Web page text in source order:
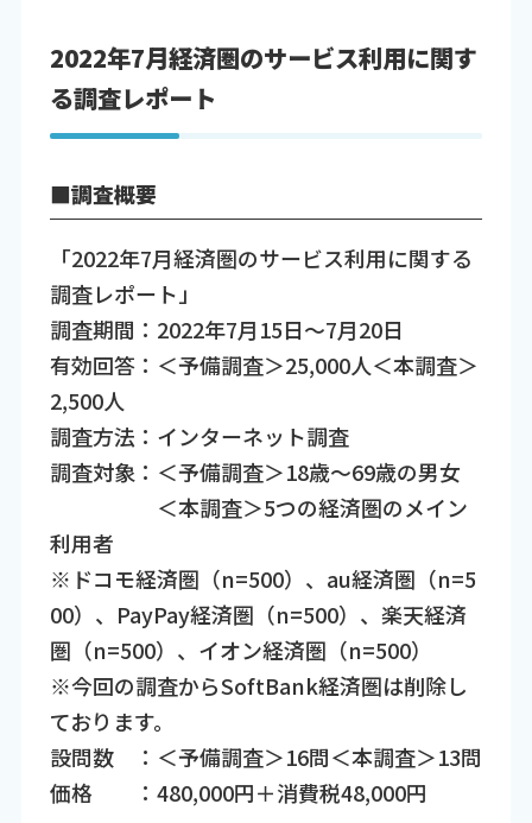
2022年7月経済圏のサービス利用に関す
る調査レポート
■調査概要
「2022年7月経済圏のサービス利用に関する
調査レポート」
調査期間：2022年7月15日～7月20日
有効回答：＜予備調査＞25,000人＜本調査＞
2,500人
調査方法：インターネット調査
調査対象：＜予備調査＞18歳～69歳の男女
＜本調査＞5つの経済圏のメイン
利用者
※ドコモ経済圏（n=500）、au経済圏（n=5
00）、PayPay経済圏（n=500）、楽天経済
圏（n=500）、イオン経済圏（n=500）
※今回の調査からSoftBank経済圏は削除し
ております。
設問数 ：＜予備調査＞16問＜本調査＞13問
価格 ：480,000円＋消費税48,000円